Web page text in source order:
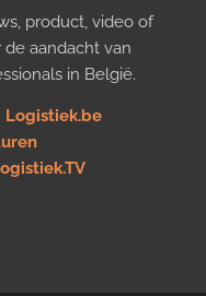
product, video of
aandacht van
in België.